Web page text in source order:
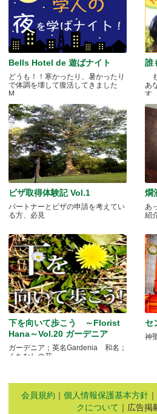
Bells Hotel de 遊ばナイト
どうも！！寒かったり、暑かったり
で体調を壊して復活してきました
M.....
誰
あ
す.....
ビザ取得体験記 Vol.1
パートナーとビザの申請を考えてい
る方、必見
燗
あ
紹
下を向いて歩こう ～Florist
Hana～Vol.20 ガーデニア
ガーデニア；英名Gardenia 和名；
くちなしの花 .....
セ
神
会員規約 ｜ 個人情報保護基本方針 ｜
クについて ｜広告掲